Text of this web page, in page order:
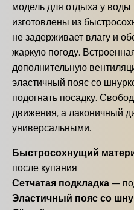
модель для отдыха у воды
изготовлены из
не задерживает влагу и
жаркую погоду.
дополнительную
эластичный пояс со
подогнать посадку.
движения, а лаконичный
универсальными.
Быстросохнущий
после купания
Сетчатая подкладка —
Эластичный пояс со